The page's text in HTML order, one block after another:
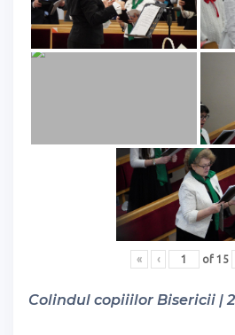
« ‹ of 15
Colindul copiiilor Bisericii |